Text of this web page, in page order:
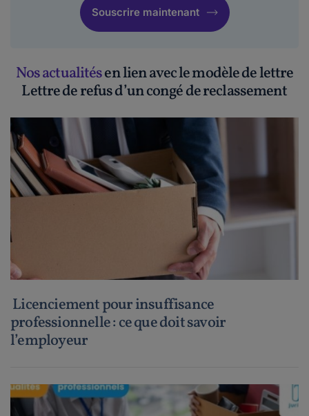
Souscrire maintenant
Nos actualitésen lien avec le modèle de lettre
Lettre de refus d’un congé de reclassement
Licenciement pour insuffisance
professionnelle : ce que doit savoir
l’employeur